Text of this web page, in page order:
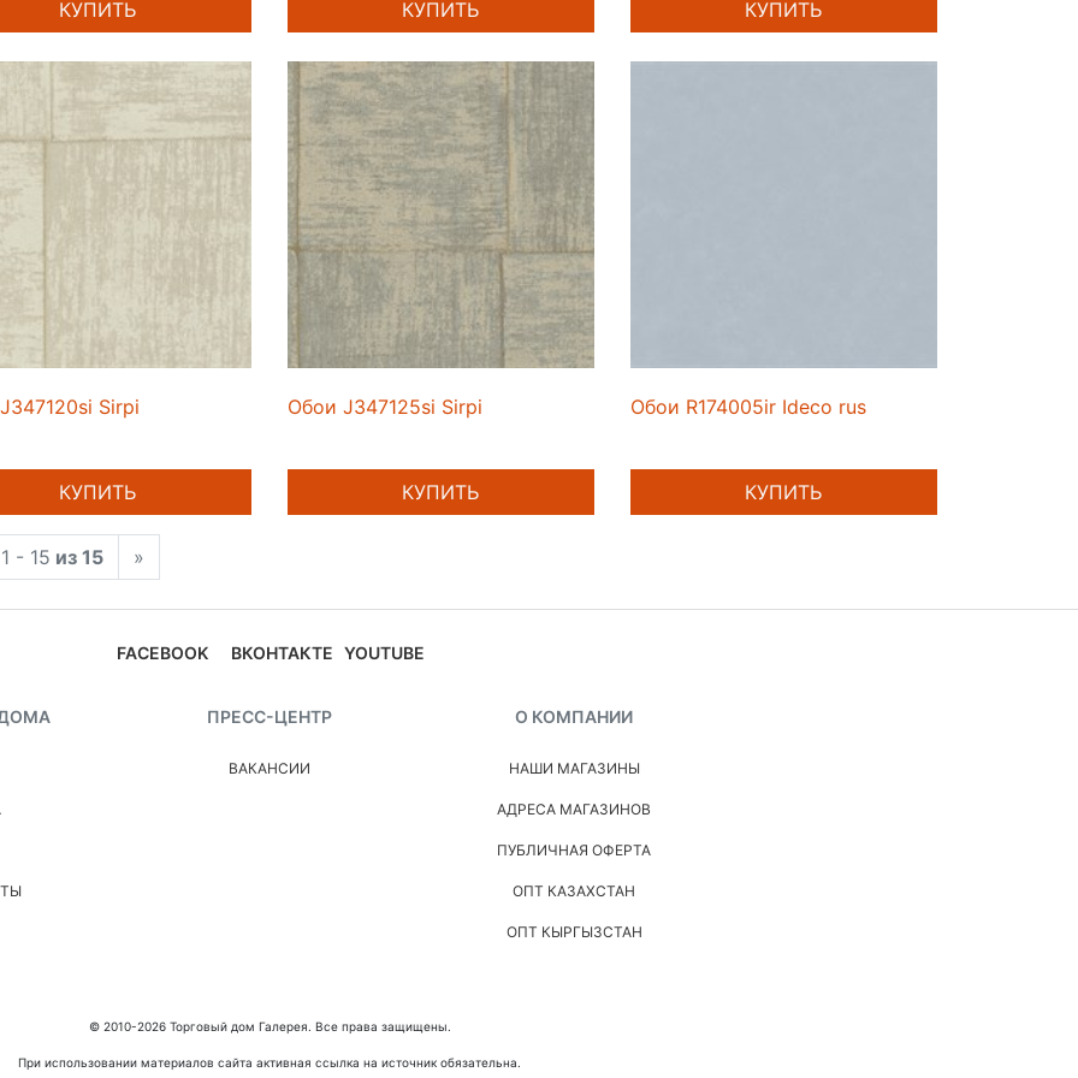
КУПИТЬ КУПИТЬ КУПИТЬ
Sirpi
КУПИТЬ
Обои J347125si Sirpi
КУПИТЬ
Обои R174005ir Ideco rus
КУПИТЬ
1 - 15 из 15 »
FACEBOOK ВКОНТАКТЕ YOUTUBE
ПРЕСС-ЦЕНТР
ВАКАНСИИ
О КОМПАНИИ
НАШИ МАГАЗИНЫ
АДРЕСА МАГАЗИНОВ
ПУБЛИЧНАЯ ОФЕРТА
ОПТ КАЗАХСТАН
ОПТ КЫРГЫЗСТАН
© 2010-2026 Торговый дом Галерея. Все права защищены.
При использовании материалов сайта активная ссылка на источник обязательна.